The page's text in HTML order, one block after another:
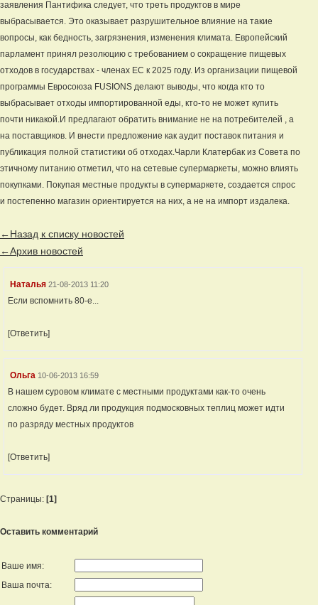
заявления Пантифика следует, что треть продуктов в мире
выбрасывается. Это оказывает разрушительное влияние на такие
вопросы, как бедность, загрязнения, изменения климата. Европейский
парламент принял резолюцию с требованием о сокращение пищевых
отходов в государствах - членах ЕС к 2025 году. Из организации пищевой
программы Евросоюза FUSIONS делают выводы, что когда кто то
выбрасывает отходы импортированной еды, кто-то не может купить
почти никакой.И предлагают обратить внимание не на потребителей , а
на поставщиков. И внести предложение как аудит поставок питания и
публикация полной статистики об отходах.Чарли Клатербак из Совета по
этичному питанию отметил, что на сетевые супермаркеты, можно влиять
покупками. Покупая местные продукты в супермаркете, создается спрос
и постепенно магазин ориентируется на них, а не на импорт издалека.
←Назад к списку новостей
←Архив новостей
Наталья 21-08-2013 11:20
Если вспомнить 80-е...
[Ответить]
Ольга 10-06-2013 16:59
В нашем суровом климате с местными продуктами как-то очень
сложно будет. Вряд ли продукция подмосковных теплиц может идти
по разряду местных продуктов
[Ответить]
Страницы: [1]
Оставить комментарий
Ваше имя:
Ваша почта: